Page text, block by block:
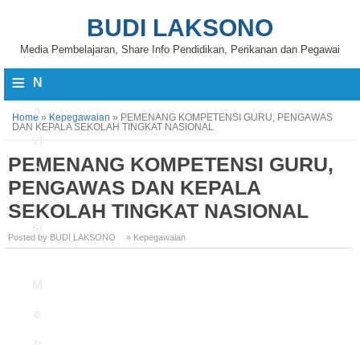
BUDI LAKSONO
Media Pembelajaran, Share Info Pendidikan, Perikanan dan Pegawai
≡ N
vi
g
a
Home » Kepegawaian » PEMENANG KOMPETENSI GURU, PENGAWAS
DAN KEPALA SEKOLAH TINGKAT NASIONAL
PEMENANG KOMPETENSI GURU,
PENGAWAS DAN KEPALA
SEKOLAH TINGKAT NASIONAL
Posted by BUDI LAKSONO » Kepegawaian